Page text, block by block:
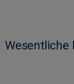
Wesentliche